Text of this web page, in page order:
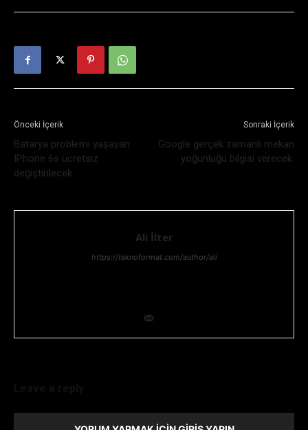
Önceki İçerik
Batarya problemi yaşayan
IPhone 6s ücretsiz
değiştirilecek.
Sonraki İçerik
Google gerçek zamanlı mekan
yoğunluğu bilgisi verecek.
Ali İlter
https://teknoformat.com/author/ali